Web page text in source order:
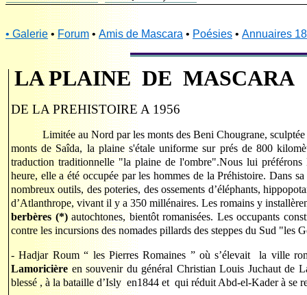
• Galerie•Forum•Amis de Mascara • Poésies • Annuaires
LA PLAINE DE MASCARA
DE LA PREHISTOIRE A 1956
Limitée au Nord par les monts des Beni Chougrane,
monts de Saîda, la plaine s'étale uniforme sur prés de 800
traduction traditionnelle "la plaine de l'ombre".Nous lui
heure, elle a été occupée par les hommes de la Préhistoire. Dans
nombreux outils, des poteries, des ossements d’éléphants,
d’Atlanthrope, vivant il y a 350 millénaires. Les romains y
berbères (*)autochtones, bientôt romanisées. Les occupants
contre les incursions des nomades pillards des steppes du Sud "les
- Hadjar Roum “ les Pierres Romaines ” où s’élevait la ville
Lamoricièreen souvenir du général Christian Louis Juchaut de
blessé , à la bataille d’Isly en1844 et qui réduit Abd-el-Kader à se